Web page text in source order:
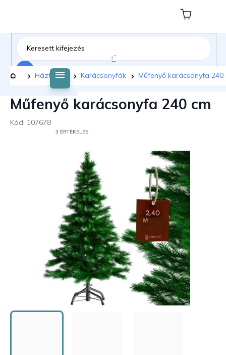
tartalomhoz
Kosár
Kezdőlap
Háztartás Karácsonyfák Műfenyő karácsonyfa 240
Műfenyő karácsonyfa 240 cm
Kód: 107678
3 ÉRTÉKELÉS